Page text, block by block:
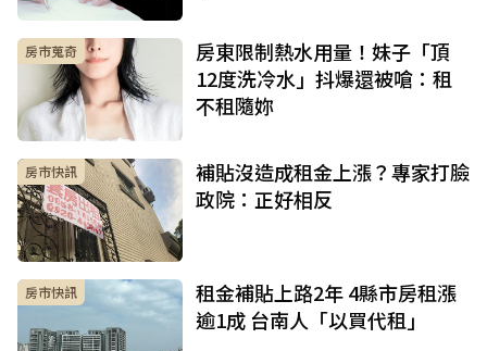
房市蒐奇
房東限制熱水用量！妹子「頂
12度洗冷水」抖爆還被嗆：租
不租隨妳
房市快訊
補貼沒造成租金上漲？專家打臉
政院：正好相反
房市快訊
租金補貼上路2年 4縣市房租漲
逾1成 台南人「以買代租」